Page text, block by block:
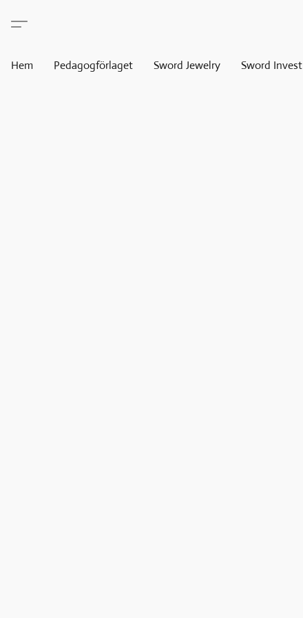
Hem Pedagogförlaget Sword Jewelry Sword Invest